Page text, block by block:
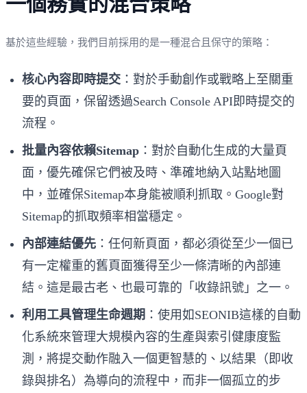
基於這些經驗，我們目前採用的是一種混合且保守的策略：
核心內容即時提交 ：對於手動創作或戰略上至關重
要的頁面，保留透過Search Console API即時提交的
流程。
批量內容依賴Sitemap ：對於自動化生成的大量頁
面，優先確保它們被及時、準確地納入站點地圖
中，並確保Sitemap本身能被順利抓取。Google對
Sitemap的抓取頻率相當穩定。
內部連結優先 ：任何新頁面，都必須從至少一個已
有一定權重的舊頁面獲得至少一條清晰的內部連
結。這是最古老、也最可靠的「收錄訊號」之一。
利用工具管理生命週期 ：使用如SEONIB這樣的自動
化系統來管理大規模內容的生產與索引健康度監
測，將提交動作融入一個更智慧的、以結果（即收
錄與排名）為導向的流程中，而非一個孤立的步